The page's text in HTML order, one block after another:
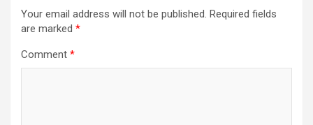
Your email address will not be published. Required fields
are marked *
Comment *